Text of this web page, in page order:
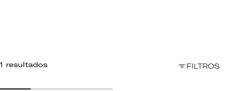
1 resultados FILTROS